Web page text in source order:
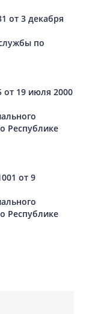
от 3 декабря
по
от 19 июля 2000
Республике
от 9
Республике